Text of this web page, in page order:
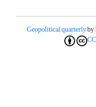
Geopolitical quarterlyby